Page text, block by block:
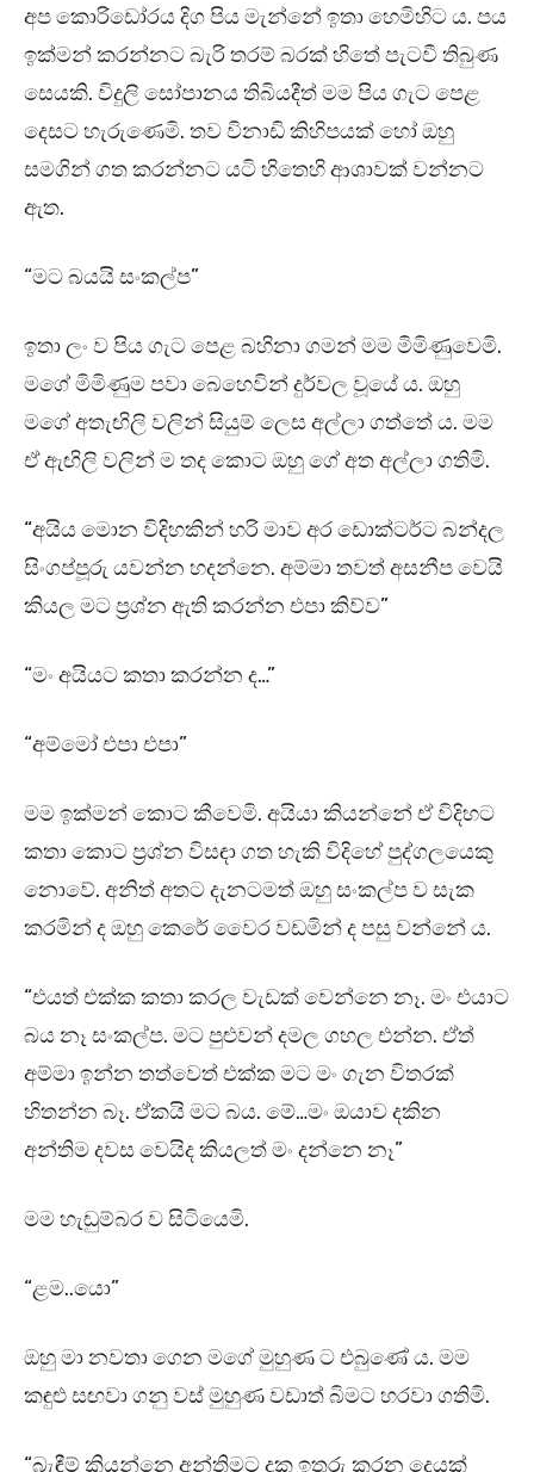
අප කොරිඩෝරය දිග පිය මැන්නේ ඉතා හෙමිහිට ය. පය
ඉක්මන් කරන්නට බැරි තරම් බරක් හිතේ පැටවී තිබුණ
සෙයකි. විදුලි සෝපානය තිබියදීත් මම පිය ගැට පෙළ
දෙසට හැරුණෙමි. තව විනාඩි කිහිපයක් හෝ ඔහු
සමගින් ගත කරන්නට යටි හිතෙහි ආශාවක් වන්නට
ඇත.
“මට බයයි සංකල්ප”
ඉතා ලං ව පිය ගැට පෙළ බහිනා ගමන් මම මිමිණුවෙමි.
මගේ මිමිණුම පවා බෙහෙවින් දුර්වල වූයේ ය. ඔහු
මගේ අතැඟිලි වලින් සියුම් ලෙස අල්ලා ගත්තේ ය. මම
ඒ ඇඟිලි වලින් ම තද කොට ඔහු ගේ අත අල්ලා ගතිමි.
“අයිය මොන විදිහකින් හරි මාව අර ඩොක්ටර්ට බන්දල
සිංගප්පූරු යවන්න හදන්නෙ. අම්මා තවත් අසනීප වෙයි
කියල මට ප්‍රශ්න ඇති කරන්න එපා කිව්ව”
“මං අයියට කතා කරන්න ද…”
“අම්මෝ එපා එපා”
මම ඉක්මන් කොට කීවෙමි. අයියා කියන්නේ ඒ විදිහට
කතා කොට ප්‍රශ්න විසඳා ගත හැකි විදිහේ පුද්ගලයෙකු
නොවේ. අනිත් අතට දැනටමත් ඔහු සංකල්ප ව සැක
කරමින් ද ඔහු කෙරේ වෛර වඩමින් ද පසු වන්නේ ය.
“එයත් එක්ක කතා කරල වැඩක් වෙන්නෙ නෑ. මං එයාට
බය නෑ සංකල්ප. මට පුළුවන් දමල ගහල එන්න. ඒත්
අම්මා ඉන්න තත්වෙත් එක්ක මට මං ගැන විතරක්
හිතන්න බෑ. ඒකයි මට බය. මේ…මං ඔයාව දකින
අන්තිම දවස වෙයිද කියලත් මං දන්නෙ නෑ”
මම හැඬුම්බර ව සිටියෙමි.
“ළම..යො”
ඔහු මා නවතා ගෙන මගේ මුහුණ ට එබුණේ ය. මම
කඳුළු සඟවා ගනු වස් මුහුණ වඩාත් බිමට හරවා ගතිමි.
“බැඳීම් කියන්නෙ අන්තිමට දුක ඉතුරු කරන දෙයක්